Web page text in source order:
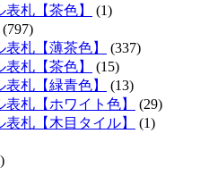
札【茶色】
(1)
(797)
札【薄茶色】
(337)
札【茶色】
(15)
札【緑青色】
(13)
札【ホワイト色】
(29)
札【木目タイル】
(1)